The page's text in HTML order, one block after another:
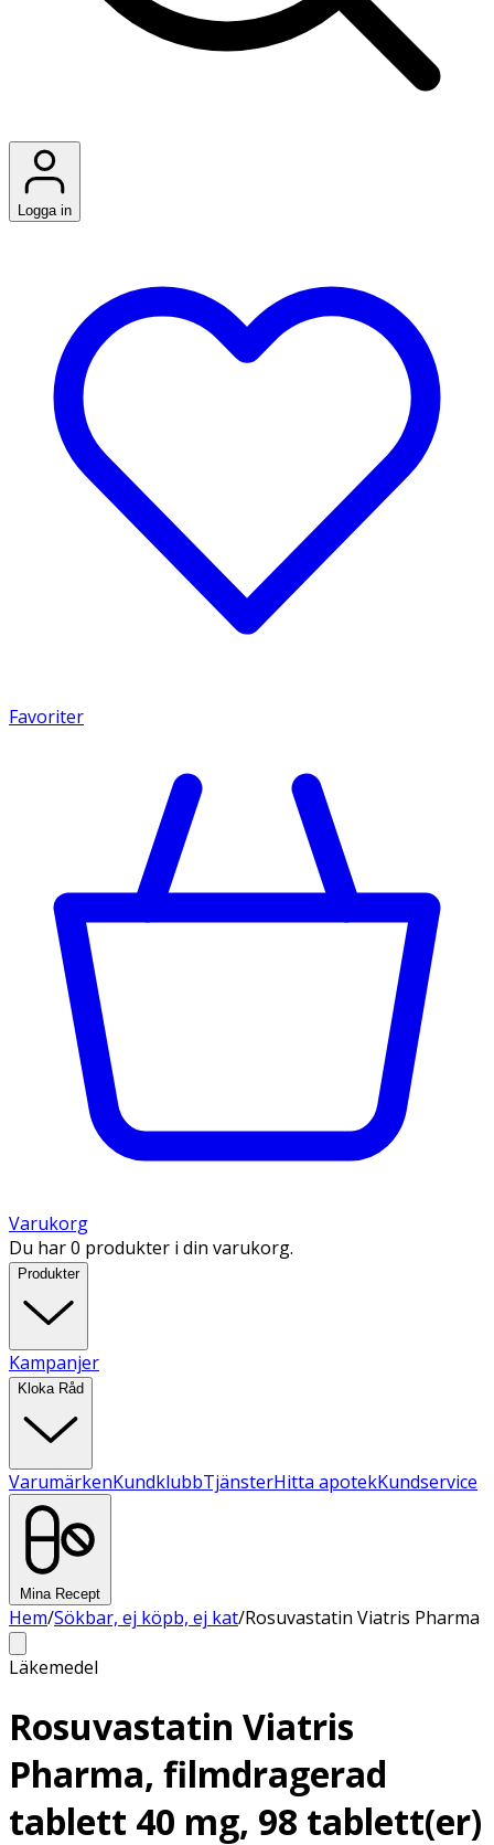
Logga in
Favoriter
Varukorg
Du har 0 produkter i din varukorg.
Produkter
Kampanjer
Kloka Råd
VarumärkenKundklubbTjänsterHitta apotekKundservice
Mina Recept
Hem/Sökbar, ej köpb, ej kat/Rosuvastatin Viatris Pharma
Läkemedel
Rosuvastatin Viatris
Pharma, filmdragerad
tablett 40 mg, 98 tablett(er)